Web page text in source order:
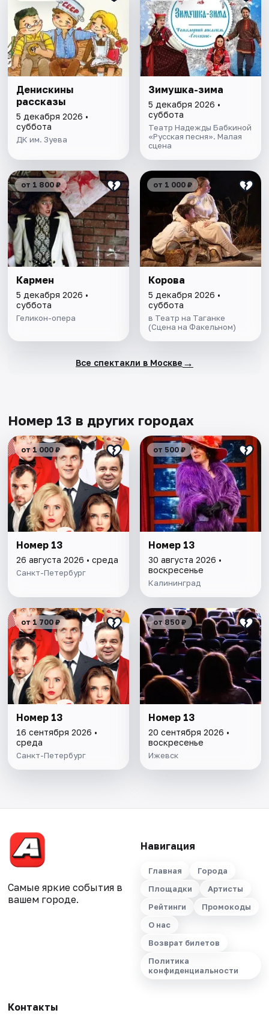
Денискины
рассказы
5 декабря 2026 •
суббота
ДК им. Зуева
Зимушка-зима
5 декабря 2026 •
суббота
Театр Надежды Бабкиной
«Русская песня». Малая
сцена
от 1 800 ₽
Кармен
5 декабря 2026 •
суббота
Геликон-опера
от 1 000 ₽
Корова
5 декабря 2026 •
суббота
в Театр на Таганке
(Сцена на Факельном)
Все спектакли в Москве →
Номер 13 в других городах
от 1 000 ₽
Номер 13
26 августа 2026 • среда
Санкт-Петербург
от 500 ₽
Номер 13
30 августа 2026 •
воскресенье
Калининград
от 1 700 ₽
Номер 13
16 сентября 2026 •
среда
Санкт-Петербург
от 850 ₽
Номер 13
20 сентября 2026 •
воскресенье
Ижевск
Самые яркие события в
вашем городе.
Навигация
Главная
Города
Площадки
Артисты
Рейтинги
Промокоды
О нас
Возврат билетов
Политика
конфиденциальности
Контакты